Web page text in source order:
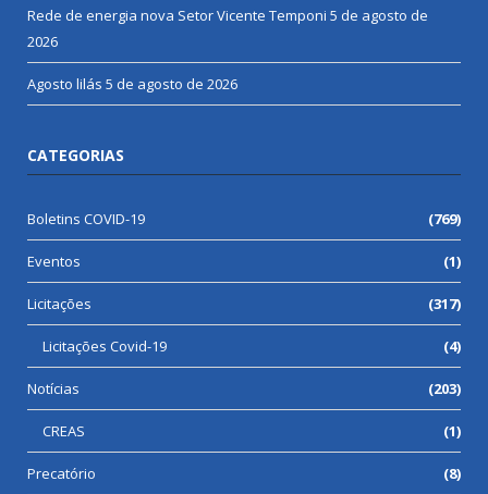
Rede de energia nova Setor Vicente Temponi 5 de agosto de
2026
Agosto lilás 5 de agosto de 2026
CATEGORIAS
Boletins COVID-19 (769)
Eventos (1)
Licitações (317)
Licitações Covid-19 (4)
Notícias (203)
CREAS (1)
Precatório (8)